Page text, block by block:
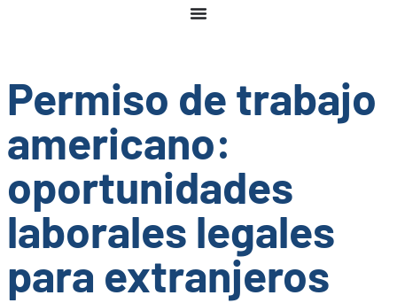
Permiso de trabajo
americano:
oportunidades
laborales legales
para extranjeros